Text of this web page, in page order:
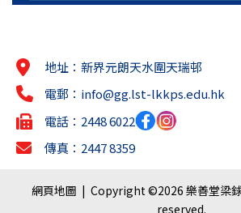
地址：新界元朗天水圍天瑞邨
電郵： info@gg.lst-lkkps.edu.hk
電話：2448 6022
傳真：2447 8359
網頁地圖 | Copyright ©2026 樂善堂梁
reserved.